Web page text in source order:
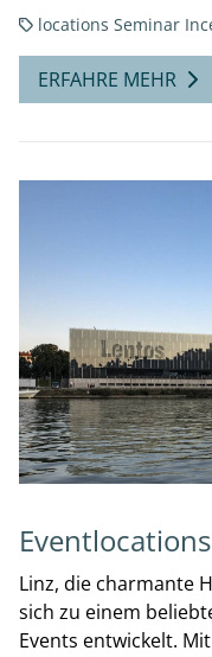
locations Seminar
ERFAHRE MEHR
Linz, die charmante
sich zu einem
Events entwickelt.